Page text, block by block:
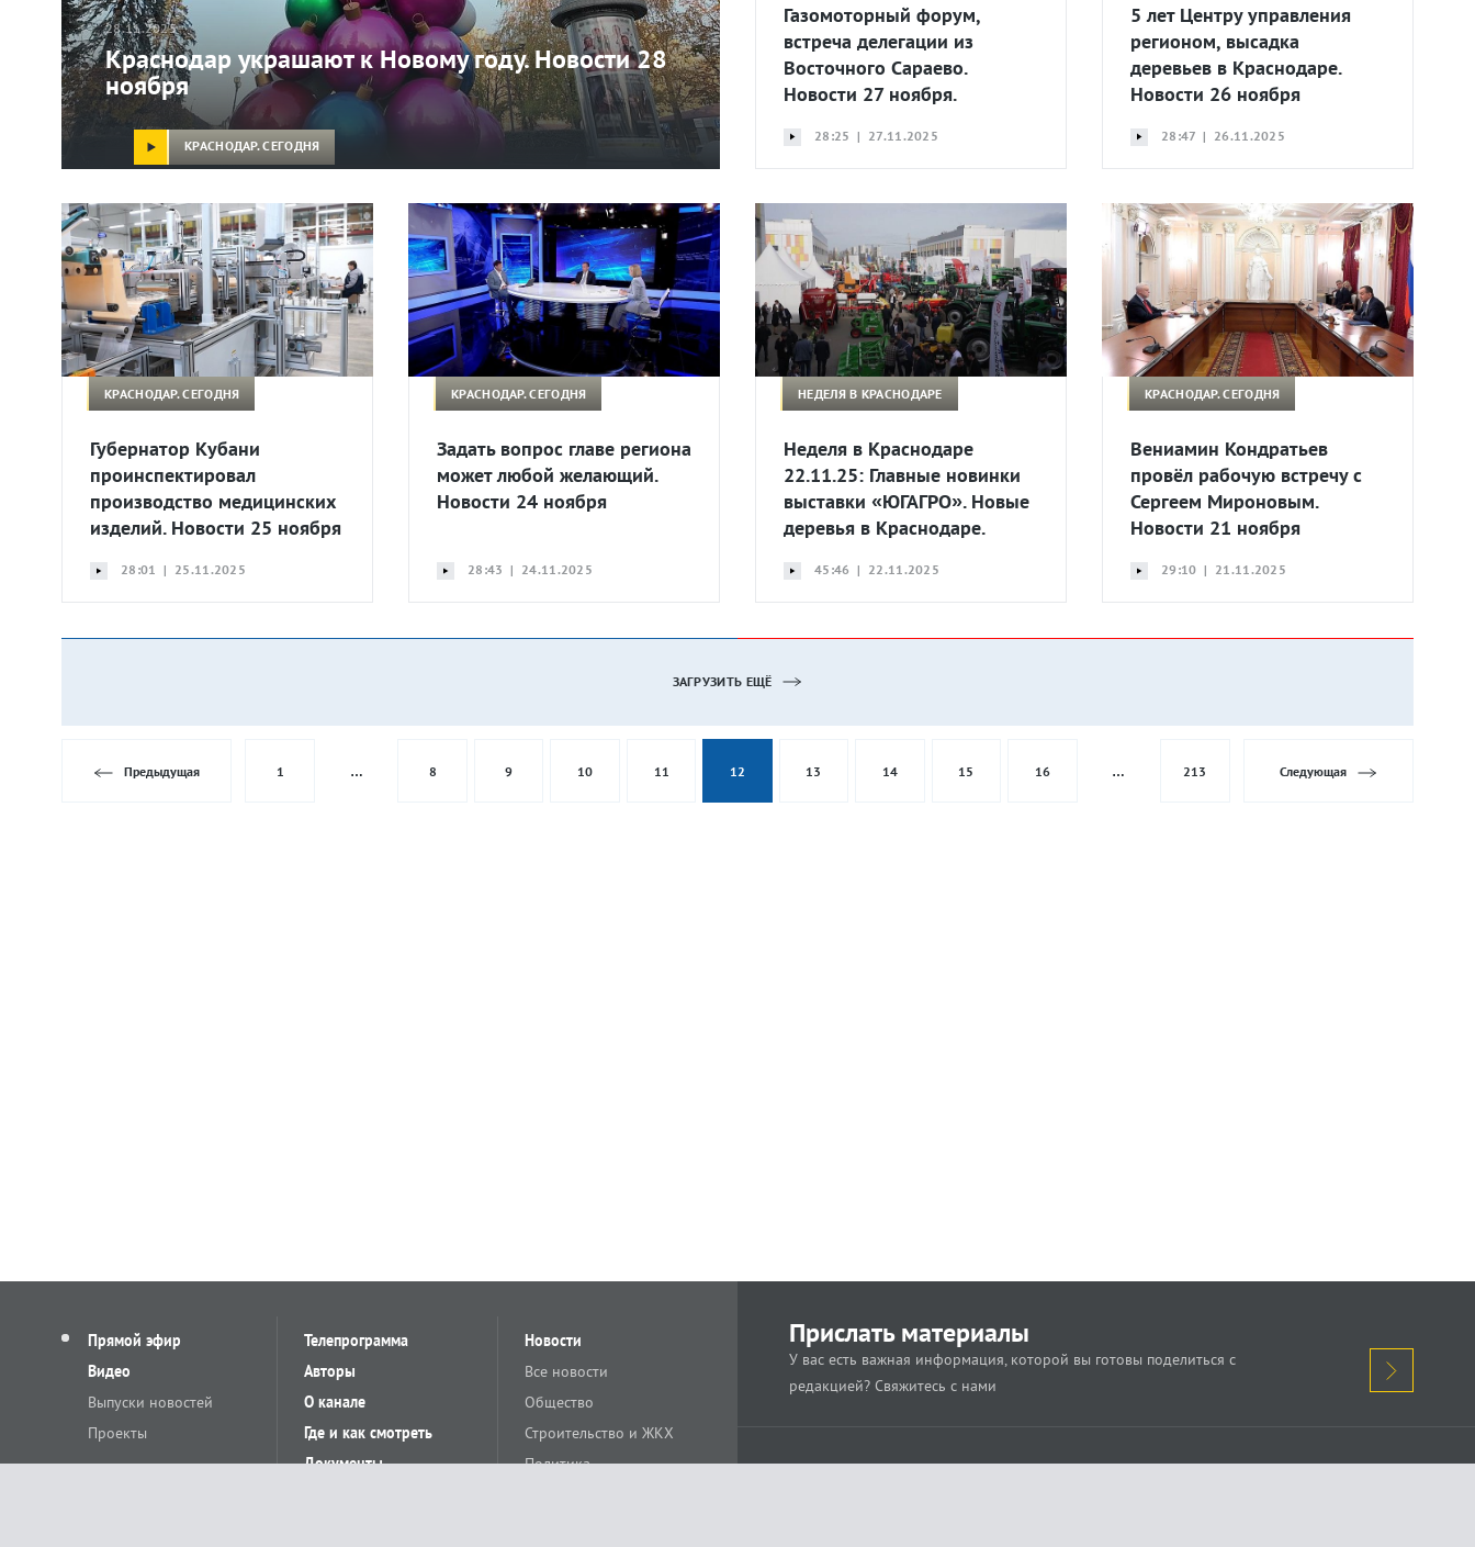
28.11.2025
Краснодар украшают к Новому году. Новости 28
ноября
КРАСНОДАР. СЕГОДНЯ
Газомоторный форум,
встреча делегации из
Восточного Сараево.
Новости 27 ноября.
28:25 | 27.11.2025
5 лет Центру управления
регионом, высадка
деревьев в Краснодаре.
Новости 26 ноября
28:47 | 26.11.2025
КРАСНОДАР. СЕГОДНЯ
Губернатор Кубани
проинспектировал
производство медицинских
изделий. Новости 25 ноября
28:01 | 25.11.2025
КРАСНОДАР. СЕГОДНЯ
Задать вопрос главе региона
может любой желающий.
Новости 24 ноября
28:43 | 24.11.2025
НЕДЕЛЯ В КРАСНОДАРЕ
Неделя в Краснодаре
22.11.25: Главные новинки
выставки «ЮГАГРО». Новые
деревья в Краснодаре.
45:46 | 22.11.2025
КРАСНОДАР. СЕГОДНЯ
Вениамин Кондратьев
провёл рабочую встречу с
Сергеем Мироновым.
Новости 21 ноября
29:10 | 21.11.2025
ЗАГРУЗИТЬ ЕЩЁ
Предыдущая 1 … 8 9 10 11 12 13 14 15 16 … 213 Следующая
Прямой эфир
Видео
Выпуски новостей
Проекты
Телепрограмма
Авторы
О канале
Где и как смотреть
Документы
Новости
Все новости
Общество
Строительство и ЖКХ
Политика
Прислать материалы
У вас есть важная информация, которой вы готовы поделиться с
редакцией? Свяжитесь с нами